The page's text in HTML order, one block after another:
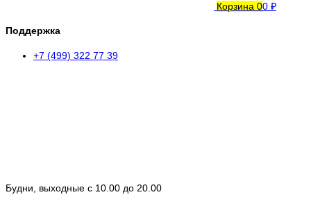
Корзина 00 ₽
Поддержка
+7 (499) 322 77 39
Будни, выходные с 10.00 до 20.00